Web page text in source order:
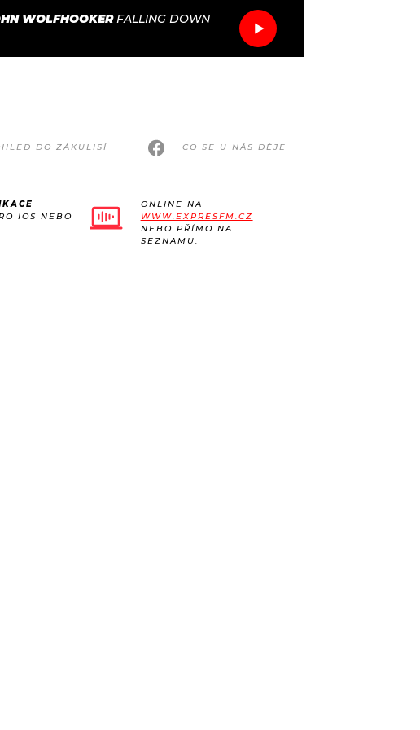
WOLFHOOKER FALLING DOWN
DO ZÁKULISÍ CO SE U NÁS DĚJE
IOS NEBO
ONLINE NA
WWW.EXPRESFM.CZ
NEBO PŘÍMO NA
SEZNAMU.